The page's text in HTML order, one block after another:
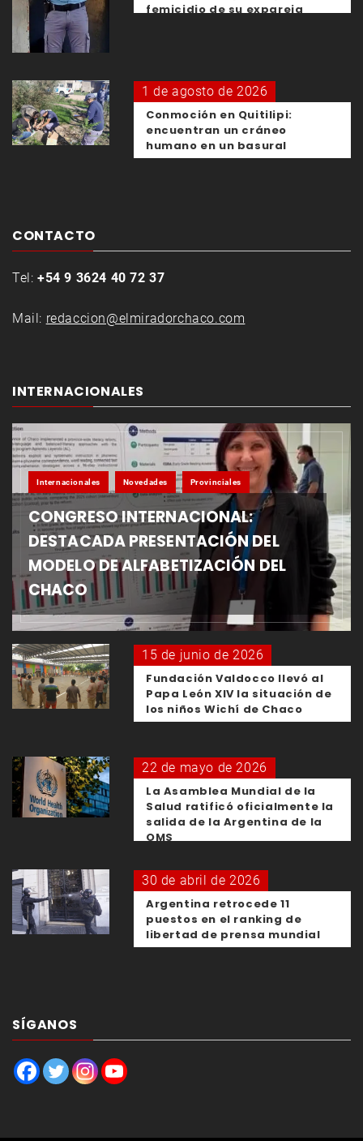
femicidio de su expareja
1 de agosto de 2026
Conmoción en Quitilipi:
encuentran un cráneo
humano en un basural
CONTACTO
Tel: +54 9 3624 40 72 37
Mail: redaccion@elmiradorchaco.com
INTERNACIONALES
Internacionales Novedades Provinciales
CONGRESO INTERNACIONAL:
DESTACADA PRESENTACIÓN DEL
MODELO DE ALFABETIZACIÓN DEL
CHACO
15 de junio de 2026
Fundación Valdocco llevó al
Papa León XIV la situación de
los niños Wichí de Chaco
22 de mayo de 2026
La Asamblea Mundial de la
Salud ratificó oficialmente la
salida de la Argentina de la
OMS
30 de abril de 2026
Argentina retrocede 11
puestos en el ranking de
libertad de prensa mundial
SÍGANOS